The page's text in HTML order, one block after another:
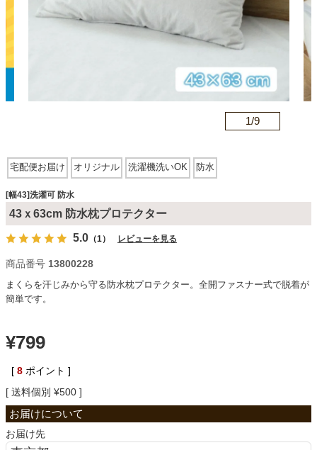
ダイニングテーブル・セット
椅子・チェア
収納家具
学習机
1/9
宅配便お届け オリジナル 洗濯機洗いOK 防水
[幅43]洗濯可 防水
43ｘ63cm 防水枕プロテクター
5.0 （1） レビューを見る
商品番号 13800228
まくらを汗じみから守る防水枕プロテクター。全開ファスナー式で脱着が
簡単です。
¥799
[ 8 ポイント ]
送料個別 ¥500
お届け先